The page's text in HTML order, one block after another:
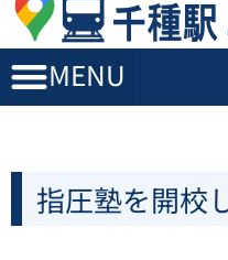
指圧塾を開校